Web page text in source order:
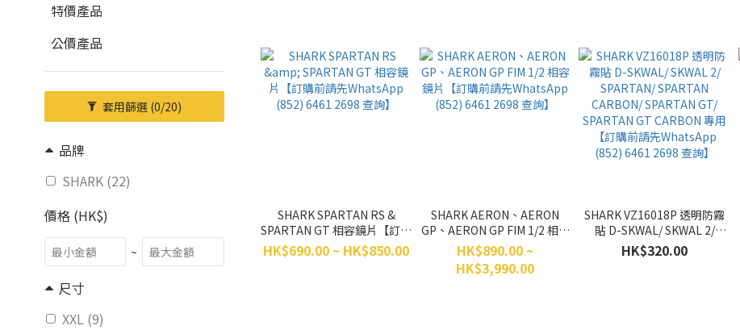
特價產品
公價產品
套用篩選 (0/20)
品牌
SHARK (22)
價格 (HK$)
~
尺寸
XXL (9)
SHARK SPARTAN RS &
SPARTAN GT 相容鏡片【訂購
前請先WhatsApp (852) 6461
2698 查詢】
HK$690.00 ~ HK$850.00
SHARK AERON、AERON
GP、AERON GP FIM 1/2 相容
鏡片【訂購前請先WhatsApp
(852) 6461 2698 查詢】
HK$890.00 ~
HK$3,990.00
SHARK VZ16018P 透明防霧
貼 D-SKWAL/ SKWAL 2/
SPARTAN/ SPARTAN
CARBON/ SPARTAN GT/
HK$320.00